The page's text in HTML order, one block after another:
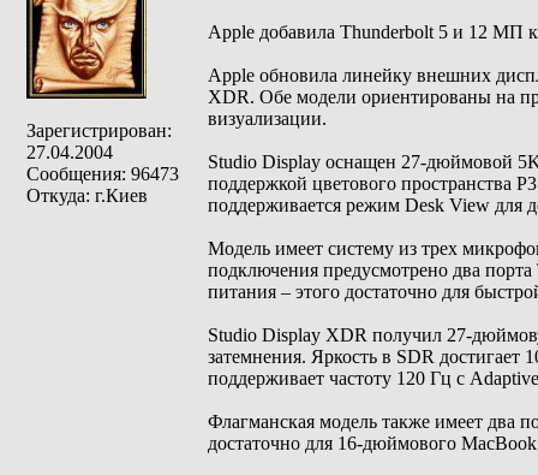
Зарегистрирован:
27.04.2004
Сообщения: 96473
Откуда: г.Киев
Apple добавила Thunderbolt 5 и 12 МП
Apple обновила линейку внешних
XDR. Обе модели ориентированы на
визуализации.
Studio Display оснащен 27-дюймовой
поддержкой цветового пространства
поддерживается режим Desk View для
Модель имеет систему из трех
подключения предусмотрено два
питания – этого достаточно для
Studio Display XDR получил 27-
затемнения. Яркость в SDR достигает
поддерживает частоту 120 Гц с
Флагманская модель также имеет два
достаточно для 16-дюймового